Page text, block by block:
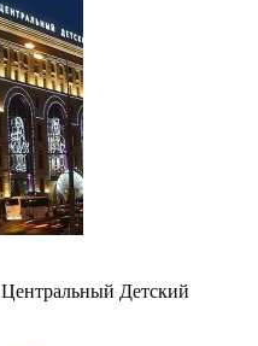
Центральный Детский